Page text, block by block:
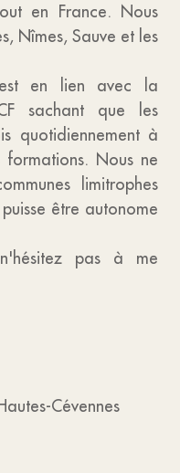
en France. Nous
Nîmes, Sauve et les
en lien avec la
sachant que les
quotidiennement à
Nous ne
limitrophes
être autonome
pas à me
Cévennes